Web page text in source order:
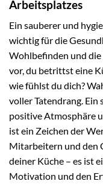
Arbeitsplatzes
Ein sauberer und
wichtig für die
Wohlbefinden und
vor, du betrittst eine
wie fühlst du dich?
voller Tatendrang.
positive Atmosphäre
ist ein Zeichen der
Mitarbeitern und den
deiner Küche – es ist
Motivation und den